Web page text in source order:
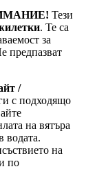
Тези
. Те са
за
предпазват
/
с подходящо
на вятъра
водата.
на
по